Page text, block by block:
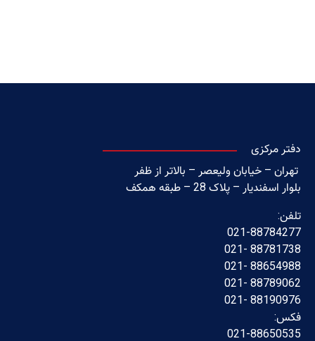
دفتر مرکزی
تهران – خیابان ولیعصر – بالاتر از ظفر
بلوار اسفندیار – پلاک 28 – طبقه همکف
تلفن:
021-88784277
88781738 -021
88654988 -021
88789062 -021
88190976 -021
فکس:
021-88650535